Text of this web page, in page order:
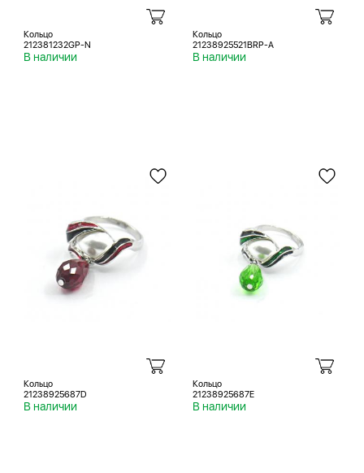
Кольцо
212381232GP-N
В наличии
Кольцо
21238925521BRP-A
В наличии
Кольцо
21238925687D
В наличии
Кольцо
21238925687E
В наличии